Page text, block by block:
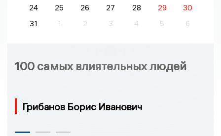
24
25 26 27 28 29
30
31
1 2 3 4 5 6
100 самых влиятельных людей
Грибанов Борис Иванович